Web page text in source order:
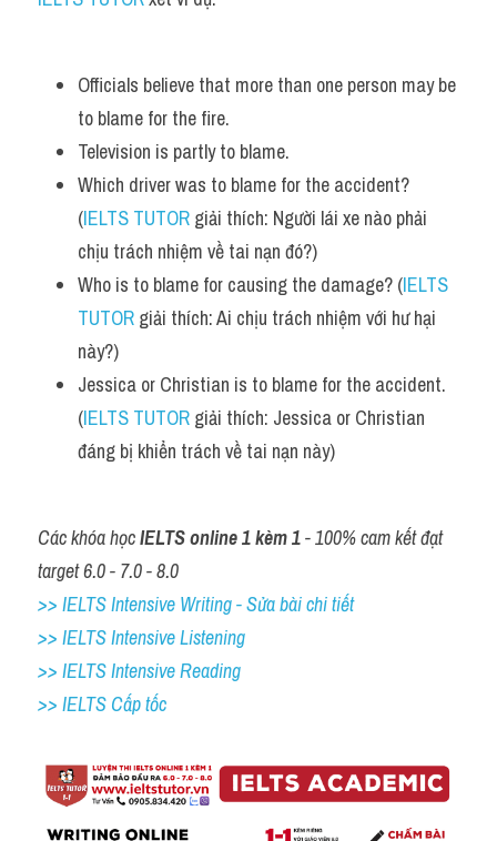
Officials believe that more than one person may be
to blame for the fire.
Television is partly to blame.
Which driver was to blame for the accident?
(IELTS TUTOR giải thích: Người lái xe nào phải
chịu trách nhiệm về tai nạn đó?)
Who is to blame for causing the damage? (IELTS
TUTOR giải thích: Ai chịu trách nhiệm với hư hại
này?)
Jessica or Christian is to blame for the accident.
(IELTS TUTOR giải thích: Jessica or Christian
đáng bị khiển trách về tai nạn này)
Các khóa học IELTS online 1 kèm 1 - 100% cam kết đạt
target 6.0 - 7.0 - 8.0
>> IELTS Intensive Writing - Sửa bài chi tiết
>> IELTS Intensive Listening
>> IELTS Intensive Reading
>> IELTS Cấp tốc